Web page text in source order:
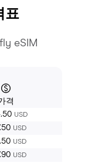
표
eSIM
격
USD
USD
USD
USD